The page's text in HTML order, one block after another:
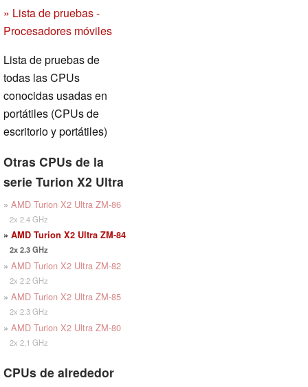
» Lista de pruebas -
Procesadores móviles
Lista de pruebas de
todas las CPUs
conocidas usadas en
portátiles (CPUs de
escritorio y portátiles)
Otras CPUs de la
serie Turion X2 Ultra
» AMD Turion X2 Ultra ZM-86
2x 2.4 GHz
» AMD Turion X2 Ultra ZM-84
2x 2.3 GHz
» AMD Turion X2 Ultra ZM-82
2x 2.2 GHz
» AMD Turion X2 Ultra ZM-85
2x 2.3 GHz
» AMD Turion X2 Ultra ZM-80
2x 2.1 GHz
CPUs de alrededor